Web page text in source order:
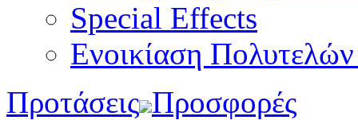
Special Εffects
Ενοικίαση
Προτάσεις Προσφορές